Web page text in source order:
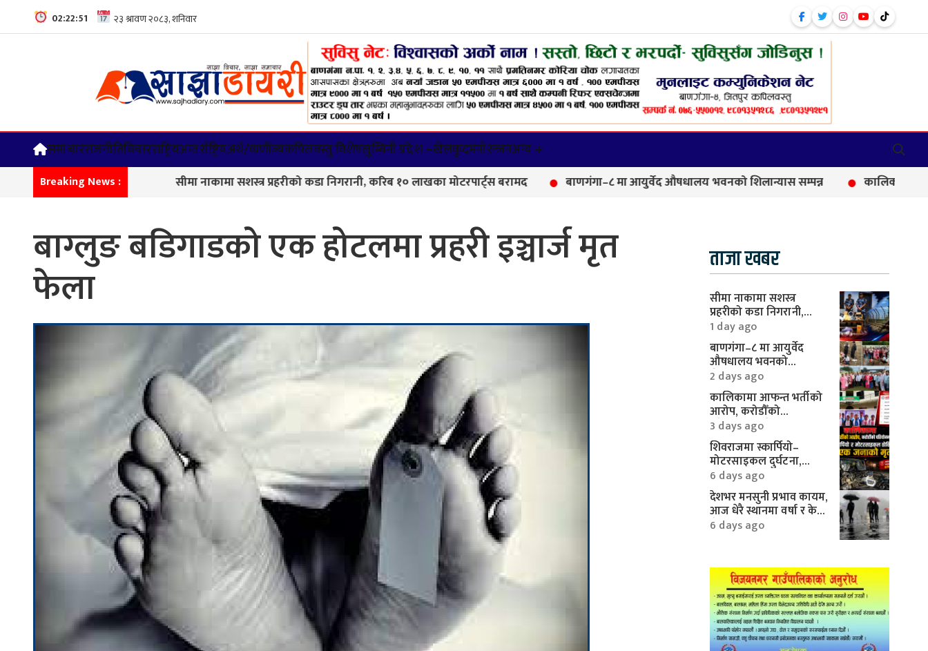
02:22:52
समाचारराजनीतिविचारराष्ट्रियअन्तर्राष्ट्रियअर्थ/वाणीज्यकपिलवस्तु विशेषलुम्बिनी प्रदेश +खेलकुदमनोरन्जनअन्य +
Breaking News : सीमा नाकामा सशस्त्र प्रहरीको कडा निगरानी, करिब १० लाखका मोटरपार्ट्स बरामद बाणगंगा–८ मा आयुर्वेद औषधालय भवनको शिलान्यास सम्पन्न कालिकामा आफन्त भर्तीको
बाग्लुङ बडिगाडको एक होटलमा प्रहरी इञ्चार्ज मृत
फेला
ताजा खबर
सीमा नाकामा सशस्त्र
प्रहरीको कडा निगरानी,
करिब १० लाखका
मोटरपार्ट्स बरामद
1 day ago
बाणगंगा–८ मा आयुर्वेद
औषधालय भवनको
शिलान्यास सम्पन्न
2 days ago
कालिकामा आफन्त भर्तीको
आरोप, करोडौँको
परियोजनामाथि गम्भीर प्रश्न
3 days ago
शिवराजमा स्कार्पियो–
मोटरसाइकल दुर्घटना,
एकको मृत्यु
6 days ago
देशभर मनसुनी प्रभाव कायम,
आज धेरै स्थानमा वर्षा र केही
क्षेत्रमा भारी वर्षाको
6 days ago